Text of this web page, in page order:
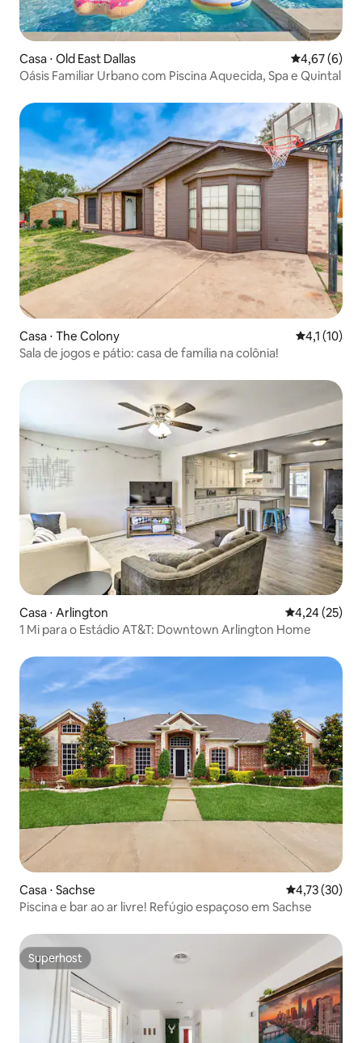
Casa ⋅ Old East Dallas 4,67 de uma
4,67 (6)
Oásis Familiar Urbano com Piscina Aquecida, Spa e Quintal
Casa ⋅ The Colony 4,1 de uma
4,1 (10)
Sala de jogos e pátio: casa de família na colônia!
Casa ⋅ Arlington 4,24 de uma
4,24 (25)
1 Mi para o Estádio AT&T: Downtown Arlington Home
Casa ⋅ Sachse 4,73 de uma
4,73 (30)
Piscina e bar ao ar livre! Refúgio espaçoso em Sachse
Superhost
Superhost